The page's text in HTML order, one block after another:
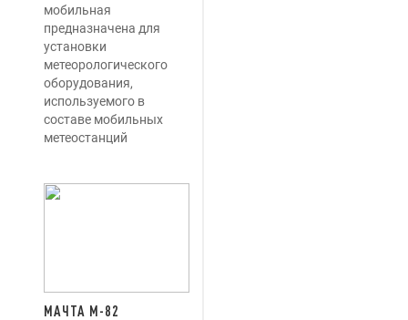
мобильная
предназначена для
установки
метеорологического
оборудования,
используемого в
составе мобильных
метеостанций
МАЧТА М-82